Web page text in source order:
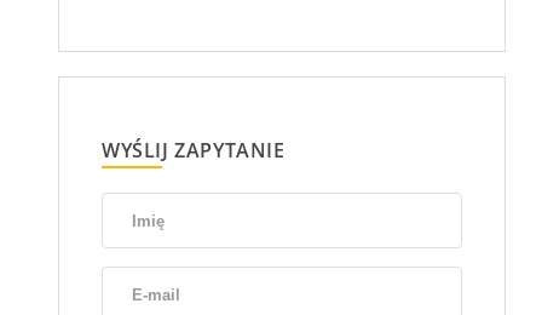
WYŚLIJ ZAPYTANIE